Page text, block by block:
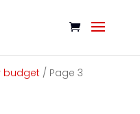
budget/ Page 3